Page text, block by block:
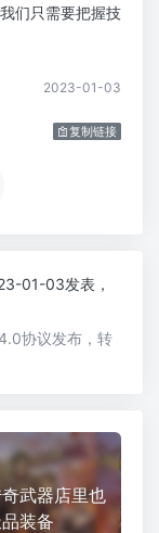
们只需要把握技
2023-01-03
复制链接
01-03发表，
协议发布，转
武器店里也
装备